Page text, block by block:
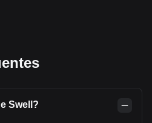
Swell?